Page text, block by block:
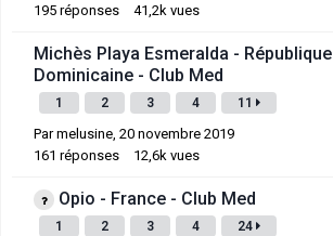
195 réponses 41,2k vues
Michès Playa Esmeralda - République
Dominicaine - Club Med
1 2 3 4 11
Parmelusine 20 novembre 2019
161 réponses 12,6k vues
Opio - France - Club Med
1 2 3 4 24